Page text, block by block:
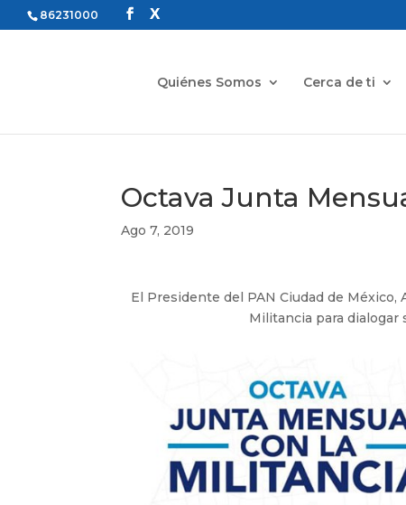
86231000
Quiénes Somos Cerca de ti
Octava Junta
Ago 7, 2019
El Presidente del PAN Ciudad de
Militancia para dialogar